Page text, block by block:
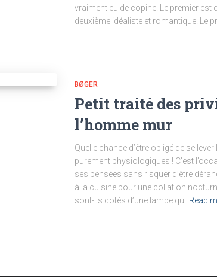
vraiment eu de copine. Le premier est
deuxième idéaliste et romantique. Le
BØGER
Petit traité des
l’homme mur
Quelle chance d’être obligé de se
purement physiologiques ! C’est
ses pensées sans risquer d’être
à la cuisine pour une collation
sont-ils dotés d’une lampe qui Read